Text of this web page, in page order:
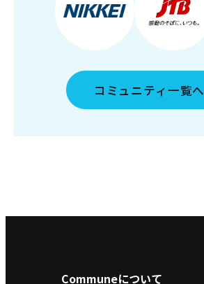
コミュニティ一覧へ
Communeについて